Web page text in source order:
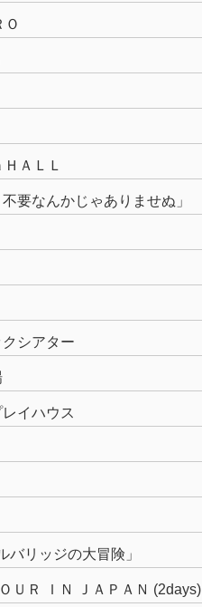
Ｏ
ＡＬＬ
要なんかじゃありませぬ」
シアター
イハウス
リッジの大冒険」
ＵＲ ＩＮ ＪＡＰＡＮ (2days)